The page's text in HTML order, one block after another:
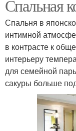
Спальная
Спальня в
интимной
в контрасте к
интерьеру
для семейной
сакуры больше